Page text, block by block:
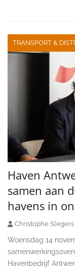
TRANSPORT &
Haven
samen aan
havens in
Christophe Slegers
Woensdag 14
Havenbedrijf